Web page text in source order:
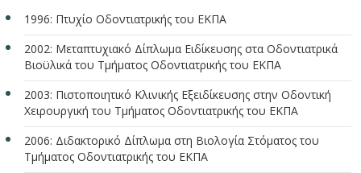
1996: Πτυχίο Οδοντιατρικής του ΕΚΠΑ
2002: Μεταπτυχιακό Δίπλωμα Ειδίκευσης στα Οδοντιατρικά
Βιοϋλικά του Τμήματος Οδοντιατρικής του ΕΚΠΑ
2003: Πιστοποιητικό Κλινικής Εξειδίκευσης στην Οδοντική
Χειρουργική του Τμήματος Οδοντιατρικής του ΕΚΠΑ
2006: Διδακτορικό Δίπλωμα στη Βιολογία Στόματος του
Τμήματος Οδοντιατρικής του ΕΚΠΑ